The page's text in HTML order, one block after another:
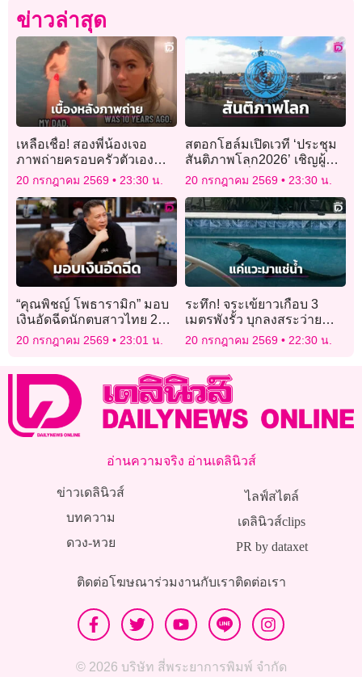
ข่าวล่าสุด
เหลือเชื่อ! สองพี่น้องเจอ
ภาพถ่ายครอบครัวตัวเอง
แขวนโชว์บนผนังบ้านเช่า
Airbnb
20 กรกฎาคม 2569 23:30 น.
สตอกโฮล์มเปิดเวที ‘ประชุม
สันติภาพโลก2026’ เชิญผู้นำ-
นักสันติวิธีทั่วโลกร่วมงาน
20 กรกฎาคม 2569 23:30 น.
“คุณพิชญ์ โพธารามิก” มอบ
เงินอัดฉีดนักตบสาวไทย 2
ล้านบาท
20 กรกฎาคม 2569 23:01 น.
ระทึก! จระเข้ยาวเกือบ 3
เมตรพังรั้ว บุกลงสระว่ายน้ำ
ในบ้านพัก
20 กรกฎาคม 2569 22:30 น.
อ่านความจริง อ่านเดลินิวส์
ข่าวเดลินิวส์
บทความ
ดวง-หวย
ไลฟ์สไตล์
เดลินิวส์clips
PR by dataxet
ติดต่อโฆษณาร่วมงานกับเราติดต่อเรา
© 2026 บริษัท สี่พระยาการพิมพ์ จำกัด